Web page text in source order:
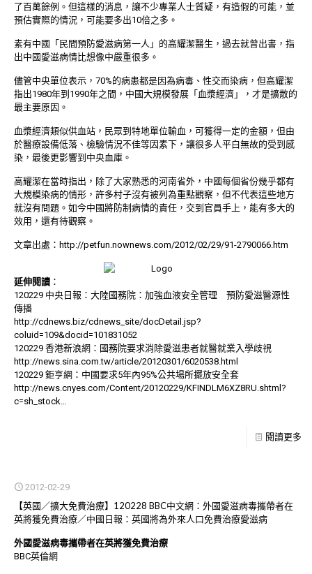
了百萬餘例。但這樣的消息，讓不少專業人士質疑，有造假的可能，並
預估實際的情況，可能要多出10倍之多。
素有中國「民間預防愛滋病第一人」的高耀潔醫生，過去就曾出書，指
出中國愛滋病情比想像中嚴重很多。
儘管中央單位表示，70%的病患都是因為病毒、性交而染病，但高耀潔
指出1980年到1990年之間，中國大規模發展「血漿經濟」，才是擴散的
最主要原因。
血漿經濟類似供血站，民眾到特地單位輸血，可獲得一定的金額，但由
於醫療設備低落、檢驗情況不佳等因素下，讓很多人平白無故的受到感
染，最後更影響到中央血庫。
高耀潔在當時指出，除了大家熟悉的河南省外，中國每個省份幾乎都有
大規模染病的情形，許多村子沒有被列為重點觀察，但不代表這些地方
就沒有問題。如今中國將防制病情的責任，交到官員手上，能有多大的
效用，還有待觀察。
文章出處： http://petfun.nownews.com/2012/02/29/91-2790066.htm
延伸閱讀 ：
120229 中央日報：大陸國務院：加強血液安全管理 預防愛滋醫源性
傳播
http://cdnews.biz/cdnews_site/docDetail.jsp?
coluid=109&docid=101831052
120229 香港新浪網：國務院要求消除愛滋患者就醫就業入學歧視
http://news.sina.com.tw/article/20120301/6020538.html
120229 鉅亨網：中國要求5年內95%公共場所擺放安全套
http://news.cnyes.com/Content/20120229/KFINDLM6XZ8RU.shtml?
c=sh_stock…
閱讀更多
2012-02-29
【英國／擴大免費治療】120228 BBC中文網：外國愛滋病毒攜帶者在
英將獲免費治療／中國日報：英國將為外來人口免費治療愛滋病
外國愛滋病毒攜帶者在英將獲免費治療
BBC英倫網